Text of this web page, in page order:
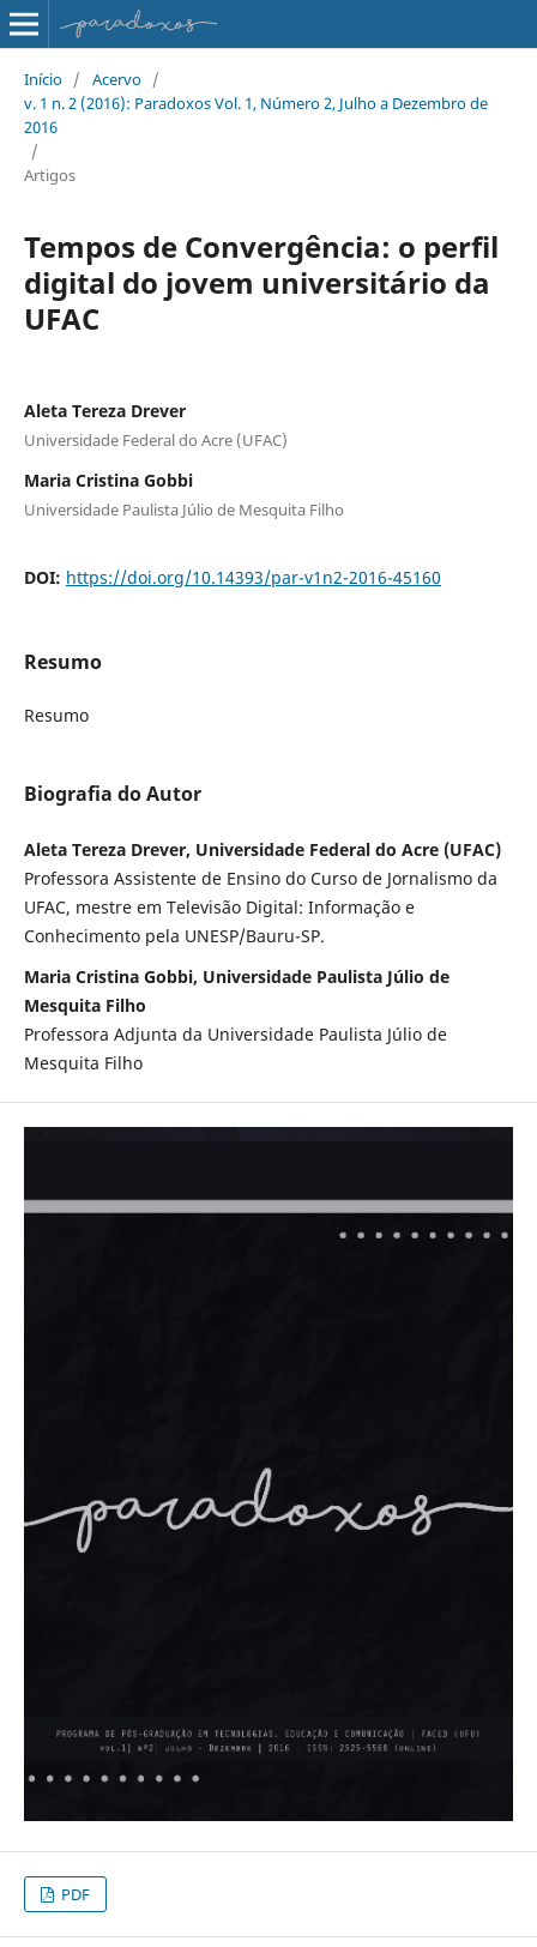
Início / Acervo /
v. 1 n. 2 (2016): Paradoxos Vol. 1, Número 2, Julho a Dezembro de
2016
/
Artigos
Tempos de Convergência: o perfil
digital do jovem universitário da
UFAC
Aleta Tereza Drever
Universidade Federal do Acre (UFAC)
Maria Cristina Gobbi
Universidade Paulista Júlio de Mesquita Filho
DOI: https://doi.org/10.14393/par-v1n2-2016-45160
Resumo
Resumo
Biografia do Autor
Aleta Tereza Drever, Universidade Federal do Acre (UFAC)
Professora Assistente de Ensino do Curso de Jornalismo da
UFAC, mestre em Televisão Digital: Informação e
Conhecimento pela UNESP/Bauru-SP.
Maria Cristina Gobbi, Universidade Paulista Júlio de
Mesquita Filho
Professora Adjunta da Universidade Paulista Júlio de
Mesquita Filho
PDF